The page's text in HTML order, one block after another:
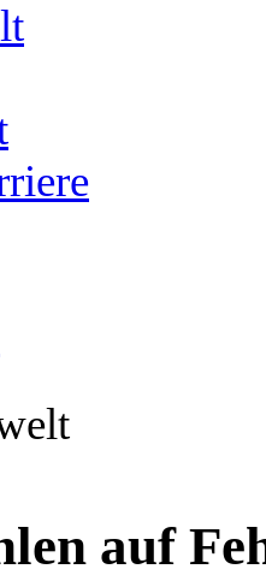
auf